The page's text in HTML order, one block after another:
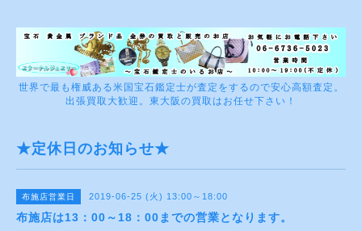
世界で最も権威ある米国宝石鑑定士が査定をするので安心高額査定。
出張買取大歓迎。東大阪の買取はお任せ下さい！
★定休日のお知らせ★
布施店営業日 2019-06-25 (火) 13:00～18:00
布施店は13：00～18：00までの営業となります。